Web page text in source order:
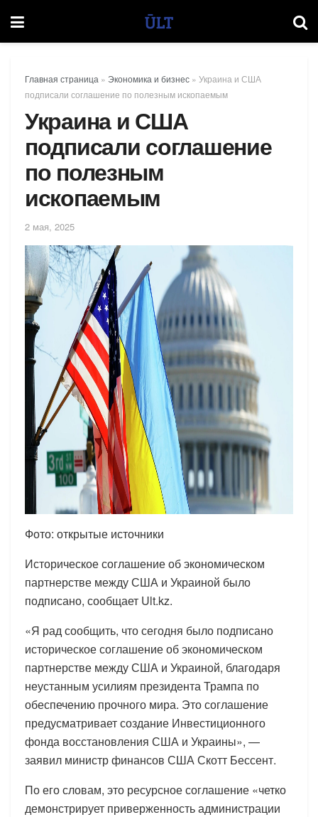
Главная страница » Экономика и бизнес » Украина и США
подписали соглашение по полезным ископаемым
Украина и США
подписали соглашение
по полезным
ископаемым
2 мая, 2025
Фото: открытые источники
Историческое соглашение об экономическом
партнерстве между США и Украиной было
подписано, сообщает Ult.kz.
«Я рад сообщить, что сегодня было подписано
историческое соглашение об экономическом
партнерстве между США и Украиной, благодаря
неустанным усилиям президента Трампа по
обеспечению прочного мира. Это соглашение
предусматривает создание Инвестиционного
фонда восстановления США и Украины», —
заявил министр финансов США Скотт Бессент.
По его словам, это ресурсное соглашение «четко
демонстрирует приверженность администрации